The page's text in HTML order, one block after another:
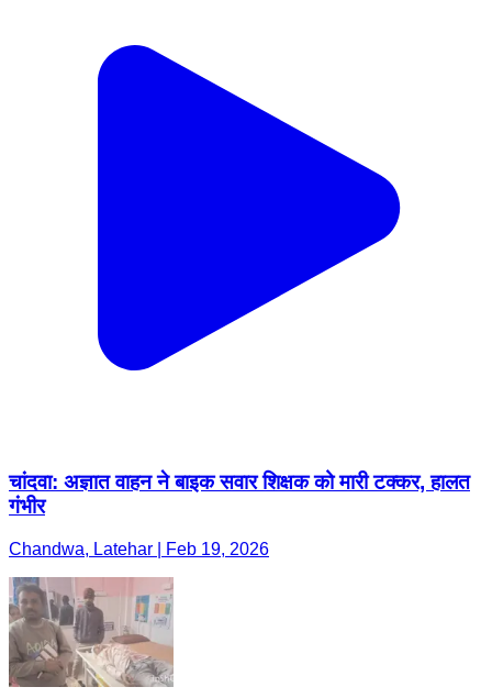
चांदवा: अज्ञात वाहन ने बाइक सवार शिक्षक को मारी टक्कर, हालत
गंभीर
Chandwa, Latehar | Feb 19, 2026